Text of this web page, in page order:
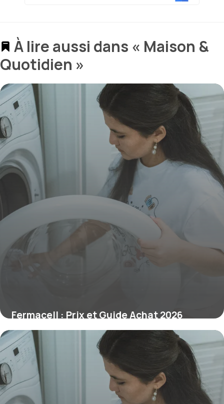
À lire aussi dans « Maison &
Quotidien »
Fermacell : Prix et Guide Achat 2026
9 juillet 2026